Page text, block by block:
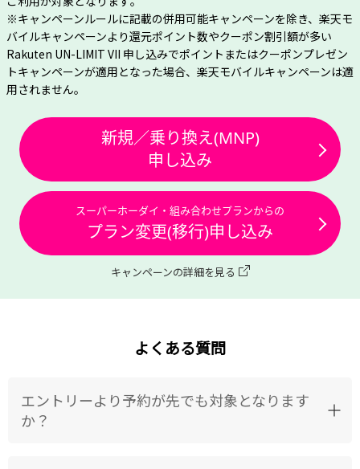
※キャンペーンルールに記載の併用可能キャンペーンを除き、楽天モ
バイルキャンペーンより還元ポイント数やクーポン割引額が多い
Rakuten UN-LIMIT VII 申し込みでポイントまたはクーポンプレゼン
トキャンペーンが適用となった場合、楽天モバイルキャンペーンは適
用されません。
新規／乗り換え(MNP)
申し込み
スーパーホーダイ・組み合わせプランからの
プラン変更(移行)申し込み
キャンペーンの詳細を見る
よくある質問
エントリーより予約が先でも対象となります
か？